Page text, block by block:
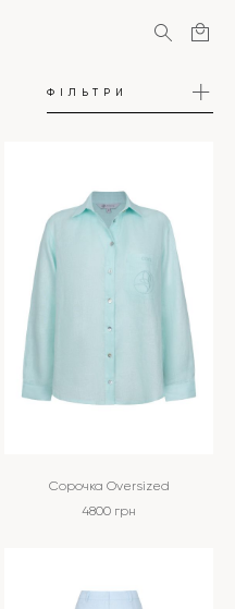
ФІЛЬТРИ
Сорочка Oversized
4800 грн